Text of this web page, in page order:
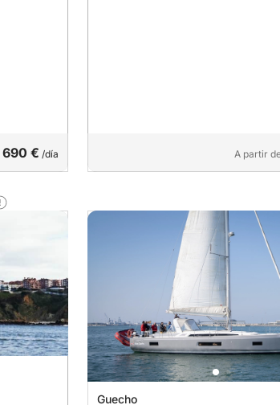
690 € /día A partir
Guecho